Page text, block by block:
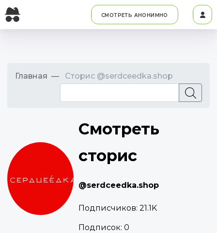
СМОТРЕТЬ АНОНИМНО
Главная Сторис @serdceedka.shop
Смотреть
сторис
@serdceedka.shop
Подписчиков: 21.1K
Подписок: 0